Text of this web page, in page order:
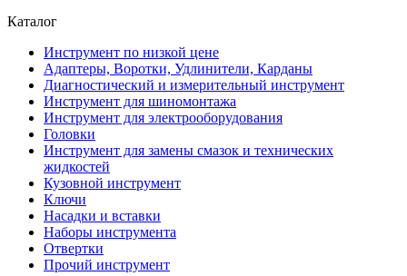
Каталог
Инструмент по низкой цене
Адаптеры, Воротки, Удлинители, Карданы
Диагностический и измерительный инструмент
Инструмент для шиномонтажа
Инструмент для электрооборудования
Головки
Инструмент для замены смазок и технических
жидкостей
Кузовной инструмент
Ключи
Насадки и вставки
Наборы инструмента
Отвертки
Прочий инструмент